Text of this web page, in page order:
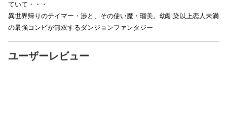
ていて・・・
異世界帰りのテイマー・渉と、その使い魔・瑠美。幼馴染以上恋人未満
の最強コンビが無双するダンジョンファンタジー
ユーザーレビュー